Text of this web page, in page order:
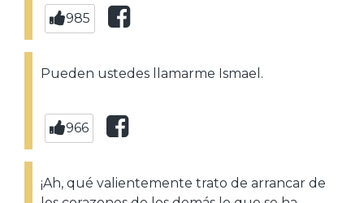
985
Pueden ustedes llamarme Ismael.
966
¡Ah, qué valientemente trato de arrancar de